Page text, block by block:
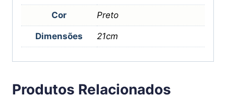
Cor Preto
Dimensões 21cm
Produtos Relacionados